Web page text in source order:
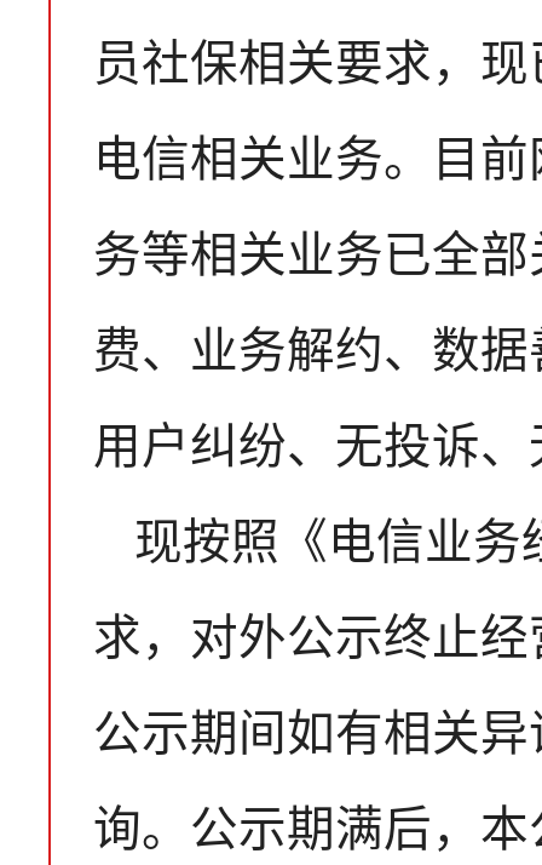
员社保相关要求，
电信相关业务。目
务等相关业务已全
费、业务解约、数
用户纠纷、无投诉
现按照《电信业务
求，对外公示终止
公示期间如有相关
询。公示期满后，